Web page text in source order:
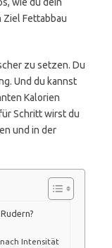
Fettabbau
zu setzen. Du
Und du kannst
Kalorien
Schritt wirst du
und in der
nach Intensität